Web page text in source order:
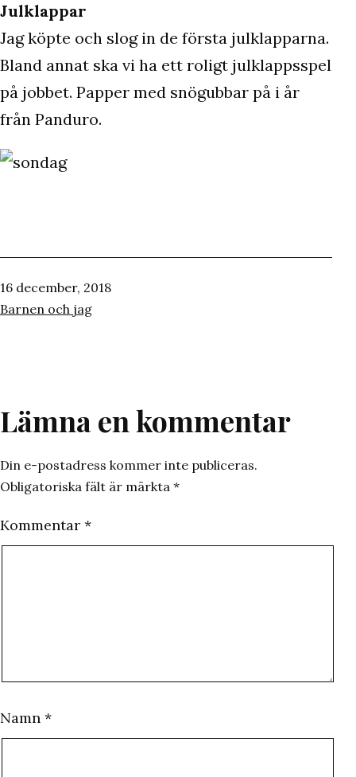
Julklappar
Jag köpte och slog in de första julklapparna.
Bland annat ska vi ha ett roligt julklappsspel
på jobbet. Papper med snögubbar på i år
från Panduro.
Publicerat
den
16 december, 2018
Kategoriserat
Barnen och jag
Lämna en kommentar
Din e-postadress kommer inte publiceras.
Obligatoriska fält är märkta *
Kommentar *
Namn *